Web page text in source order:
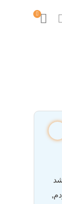
,